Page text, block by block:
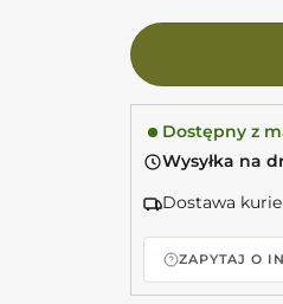
Dostępny z
Wysyłka na
Dostawa
ZAPYTAJ O